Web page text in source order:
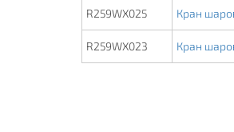
R259WX025 Кран
R259WX023 Кран